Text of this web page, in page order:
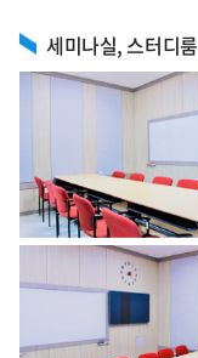
세미나실, 스터디룸